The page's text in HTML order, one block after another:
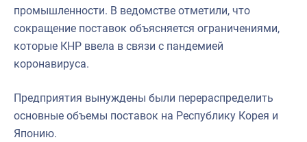
промышленности. В ведомстве отметили, что
сокращение поставок объясняется ограничениями,
которые КНР ввела в связи с пандемией
коронавируса.
Предприятия вынуждены были перераспределить
основные объемы поставок на Республику Корея и
Японию.